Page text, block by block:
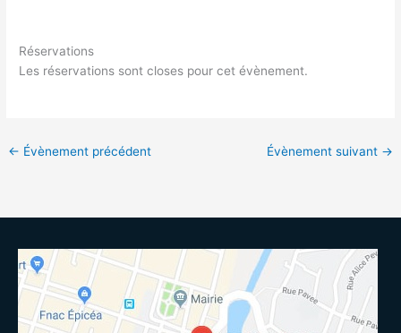
Réservations
Les réservations sont closes pour cet évènement.
← Évènement précédent Évènement suivant →